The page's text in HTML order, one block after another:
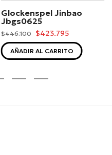
Glockenspel Jinbao
Jbgs0625
$446.100 $423.795
AÑADIR AL CARRITO